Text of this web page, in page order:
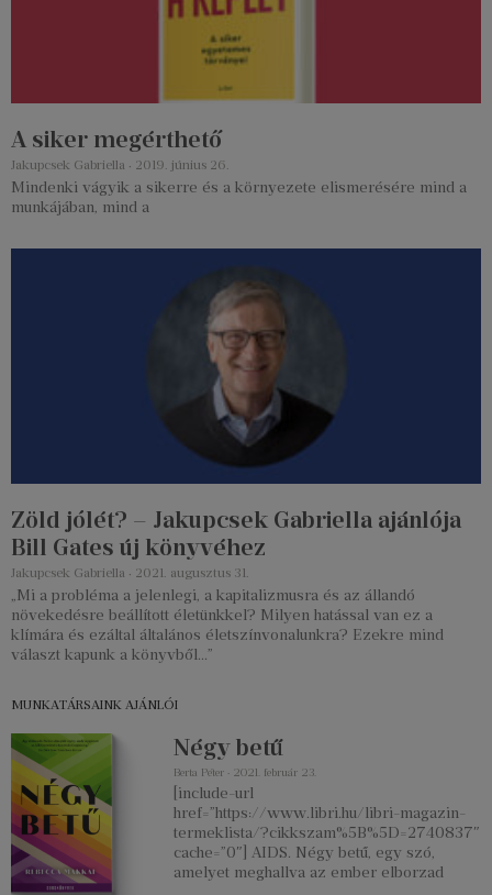
A siker megérthető
Jakupcsek Gabriella 2019. június 26.
Mindenki vágyik a sikerre és a környezete elismerésére mind a
munkájában, mind a
Zöld jólét? – Jakupcsek Gabriella ajánlója
Bill Gates új könyvéhez
Jakupcsek Gabriella 2021. augusztus 31.
„Mi a probléma a jelenlegi, a kapitalizmusra és az állandó
növekedésre beállított életünkkel? Milyen hatással van ez a
klímára és ezáltal általános életszínvonalunkra? Ezekre mind
választ kapunk a könyvből…”
MUNKATÁRSAINK AJÁNLÓI
Négy betű
Berta Péter 2021. február 23.
[include-url
href=”https://www.libri.hu/libri-magazin-
termeklista/?cikkszam%5B%5D=2740837″
cache=”0″] AIDS. Négy betű, egy szó,
amelyet meghallva az ember elborzad